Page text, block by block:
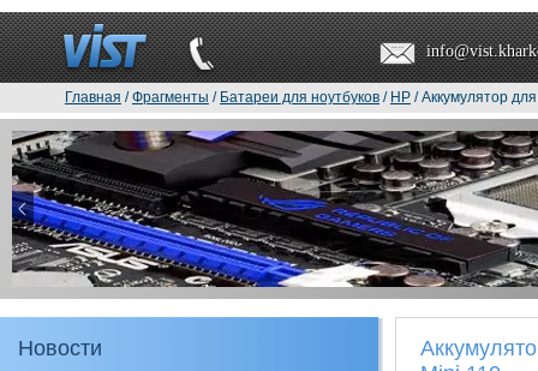
Главная /Фрагменты / Батареи для ноутбуков / HP / Аккумулятор
Новости